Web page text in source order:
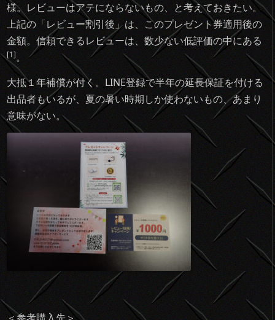
様。レビューはアテにならないもの、と考えておきたい。
上記の「レビュー割引後」は、このプレゼント券適用後の
金額。信頼できるレビューは、数少ない低評価の中にある
[1]。
大抵１年補償が付く。LINE登録で半年の延長保証を付ける
出品者もいるが、夏の暑い時期しか使わないもの、あまり
意味がない。